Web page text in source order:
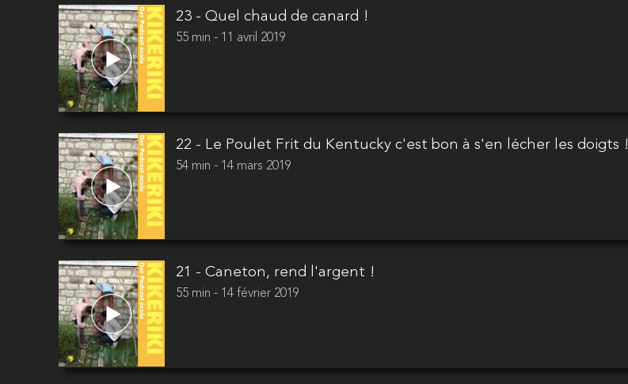
23 - Quel chaud de canard !
55 min - 11 avril 2019
22 - Le Poulet Frit du Kentucky c'est bon à s'en lécher les doigts !
54 min - 14 mars 2019
21 - Caneton, rend l'argent !
55 min - 14 février 2019